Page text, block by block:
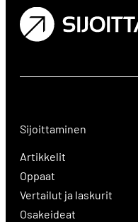
Sijoittaminen
Artikkelit
Oppaat
Vertailut ja laskurit
Osakeideat